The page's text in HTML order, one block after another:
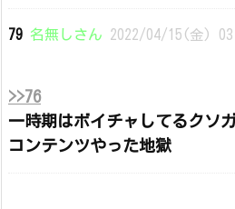
79 名無しさん 2022/04/15(金)
>>76
一時期はボイチャしてるクソ
コンテンツやった地獄